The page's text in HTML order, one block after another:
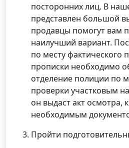
посторонних лиц. В
представлен большой
продавцы помогут вам
наилучший вариант.
по месту фактического
прописки необходимо
отделение полиции по
проверки участковым
он выдаст акт осмотра,
необходимым
Пройти